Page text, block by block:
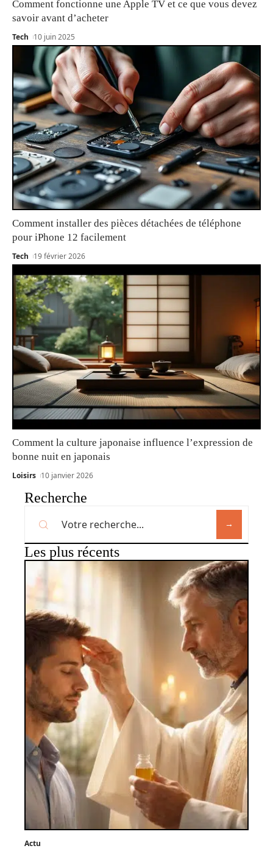
Comment fonctionne une Apple TV et ce que vous devez
savoir avant d’acheter
Tech 10 juin 2025
Comment installer des pièces détachées de téléphone
pour iPhone 12 facilement
Tech 19 février 2026
Comment la culture japonaise influence l’expression de
bonne nuit en japonais
Loisirs 10 janvier 2026
Recherche
Les plus récents
Actu